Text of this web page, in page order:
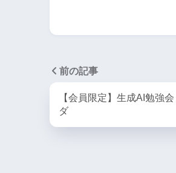
前の記事
【会員限定】生成AI勉強
ダ